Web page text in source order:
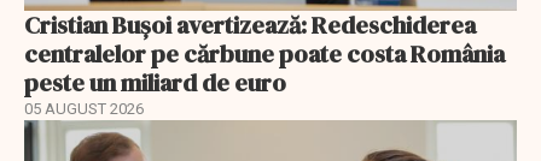
Cristian Bușoi avertizează: Redeschiderea
centralelor pe cărbune poate costa România
peste un miliard de euro
05 AUGUST 2026